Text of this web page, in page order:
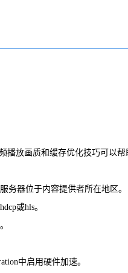
播放画质和缓存优化技巧可以
务器位于内容提供者所在地区。
或hls。
中启用硬件加速。